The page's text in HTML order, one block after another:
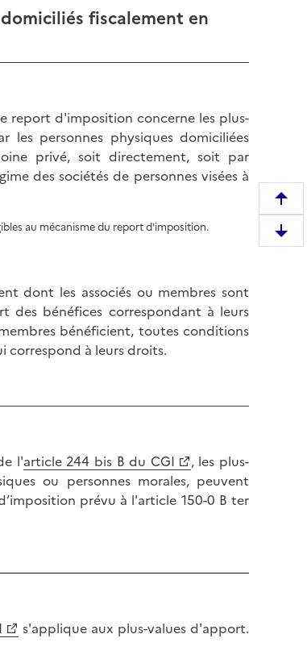
fiscalement en
report d'imposition concerne les plus-
les personnes physiques domiciliées
privé, soit directement, soit par
des sociétés de personnes visées à
au mécanisme du report d'imposition.
dont les associés ou membres sont
des bénéfices correspondant à leurs
bénéficient, toutes conditions
à leurs droits.
l'article 244 bis B du CGI
, les plus-
ou personnes morales, peuvent
prévu à l'article 150-0 B ter
s'applique aux plus-values d'apport.
e
m
D